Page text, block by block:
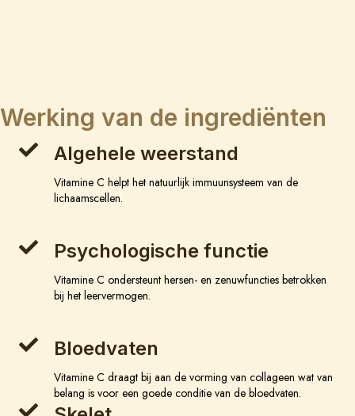
Werking van de ingrediënten
Algehele weerstand
Vitamine C helpt het natuurlijk immuunsysteem van de
lichaamscellen.
Psychologische functie
Vitamine C ondersteunt hersen- en zenuwfuncties betrokken
bij het leervermogen.
Bloedvaten
Vitamine C draagt bij aan de vorming van collageen wat van
belang is voor een goede conditie van de bloedvaten.